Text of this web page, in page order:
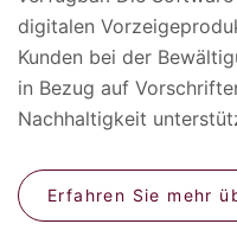
digitalen
Kunden bei der
in Bezug auf
Nachhaltigkeit
Erfahren Sie mehr